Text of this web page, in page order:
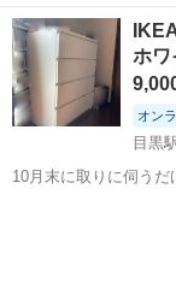
￣￣￣￣￣￣￣￣ 「
貨物車両入場ゲートで
をお任せします♪ 一...
東京 目黒区
ホワ
オン
目黒
10月末に取りに伺うだけです (東京内) 商